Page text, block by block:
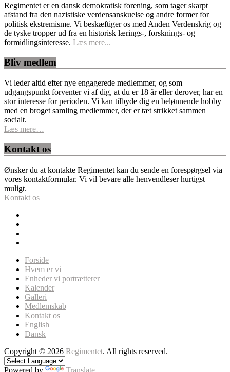
Regimentet er en dansk demokratisk forening, som tager skarpt
afstand fra den nazistiske verdensanskuelse og andre former for
politisk ekstremisme. Vi beskæftiger os med Anden Verdenskrig og
de tyske tropper ud fra en historisk lærings-, forsknings- og
formidlingsinteresse. Læs mere...
Bliv medlem
Vi leder altid efter nye engagerede medlemmer, og som
udgangspunkt forventer vi af dig, at du er 18 år eller derover, har en
stor interesse for perioden. Vi kan tilbyde dig en belønnende hobby
med en broget samling medlemmer, der er tæt strikket sammen
socialt.
Læs mere…
Kontakt os
Ønsker du at kontakte Regimentet kan du sende en forespørgsel via
vores kontaktformular. Vi vil bevare alle henvendleser hurtigst
muligt.
Kontakt os
Forside
Hvem er vi
Enheder vi portrætterer
Kalender
Galleri
Medlemskab
Kontakt os
English
Dansk
Copyright © 2026 Regimentet. All rights reserved.
Powered by Translate